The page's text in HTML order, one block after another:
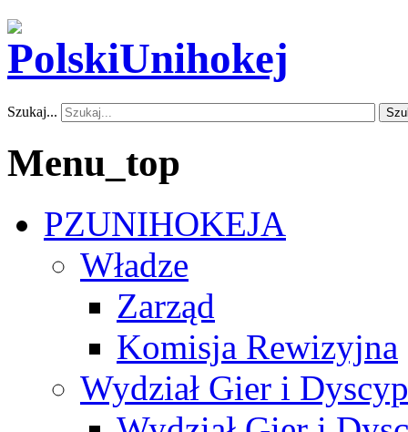
Szukaj...
Menu_top
PZUNIHOKEJA
Władze
Zarząd
Komisja Rewizyjna
Wydział Gier i